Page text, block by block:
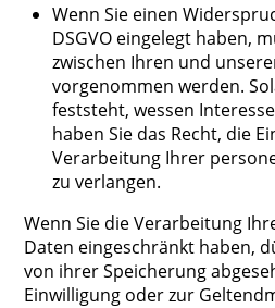
Wenn Sie einen
DSGVO eingelegt haben,
zwischen Ihren und
vorgenommen werden.
feststeht, wessen
haben Sie das Recht, die
Verarbeitung Ihrer
zu verlangen.
Wenn Sie die Verarbeitung
Daten eingeschränkt haben,
von ihrer Speicherung
Einwilligung oder zur